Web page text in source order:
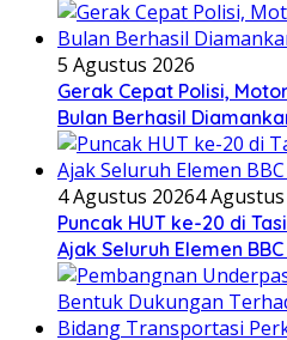
5 Agustus 2026
Gerak Cepat Polisi,
Bulan Berhasil
4 Agustus 20264
Puncak HUT ke-20 di
Ajak Seluruh Elemen